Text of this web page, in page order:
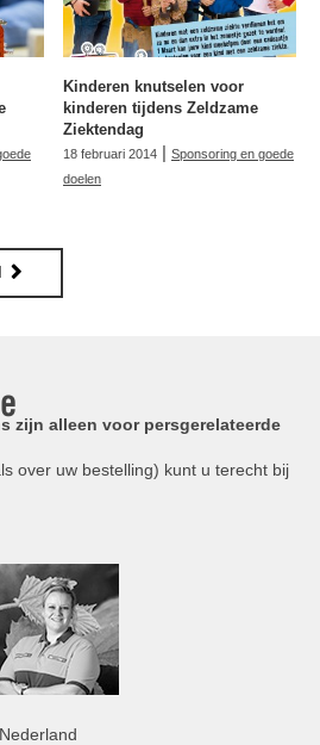
Kinderen knutselen voor
kinderen tijdens Zeldzame
Ziektendag
18 februari 2014 | Sponsoring en goede
doelen
zijn alleen voor persgerelateerde
over uw bestelling) kunt u terecht bij